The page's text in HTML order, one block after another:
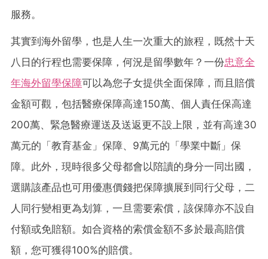
服務。
其實到海外留學，也是人生一次重大的旅程，既然十天
八日的行程也需要保障，何況是留學數年？一份忠意全
年海外留學保障可以為您子女提供全面保障，而且賠償
金額可觀，包括醫療保障高達150萬、個人責任保高達
200萬、緊急醫療運送及送返更不設上限，並有高達30
萬元的「教育基金」保障、9萬元的「學業中斷」保
障。此外，現時很多父母都會以陪讀的身分一同出國，
選購該產品也可用優惠價錢把保障擴展到同行父母，二
人同行變相更為划算，一旦需要索償，該保障亦不設自
付額或免賠額。如合資格的索償金額不多於最高賠償
額，您可獲得100%的賠償。